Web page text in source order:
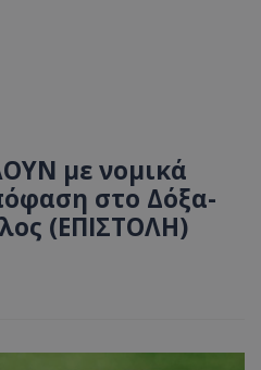
με νομικά
στο Δόξα-
(ΕΠΙΣΤΟΛΗ)